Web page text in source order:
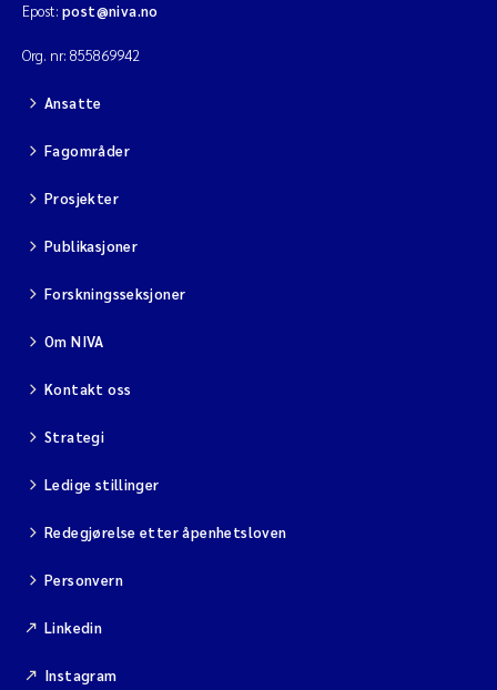
Epost: post@niva.no
Org. nr: 855869942
Ansatte
Fagområder
Prosjekter
Publikasjoner
Forskningsseksjoner
Om NIVA
Kontakt oss
Strategi
Ledige stillinger
Redegjørelse etter åpenhetsloven
Personvern
Linkedin
Instagram